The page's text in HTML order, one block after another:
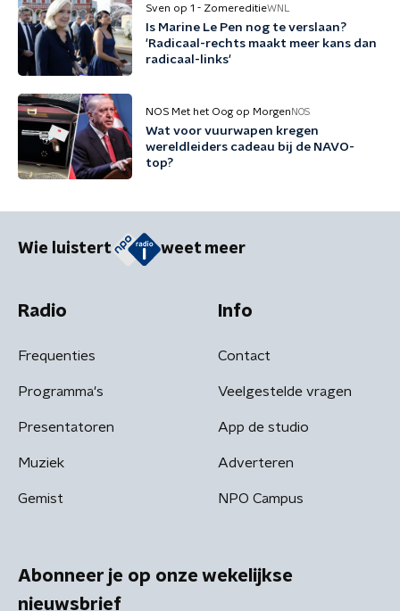
Sven op 1 - ZomereditieWNL
Is Marine Le Pen nog te verslaan?
'Radicaal-rechts maakt meer kans dan
radicaal-links'
NOS Met het Oog op Morgen NOS
Wat voor vuurwapen kregen
wereldleiders cadeau bij de NAVO-
top?
Wie luistert weet meer
Radio
Frequenties
Programma's
Presentatoren
Muziek
Gemist
Info
Contact
Veelgestelde vragen
App de studio
Adverteren
NPO Campus
Abonneer je op onze wekelijkse
nieuwsbrief